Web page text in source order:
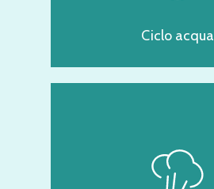
Ciclo acqua